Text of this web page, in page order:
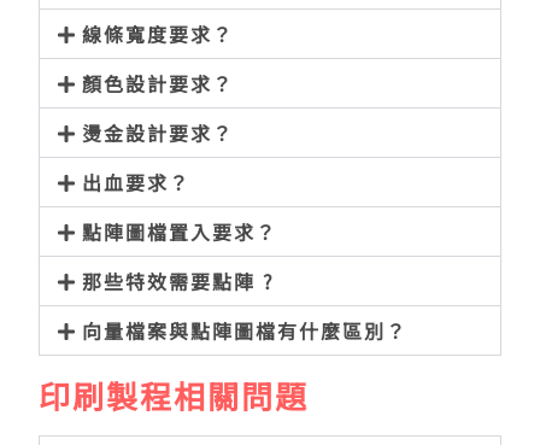
線條寬度要求？
顏色設計要求？
燙金設計要求？
出血要求？
點陣圖檔置入要求？
那些特效需要點陣 ?
向量檔案與點陣圖檔有什麼區別？
印刷製程相關問題